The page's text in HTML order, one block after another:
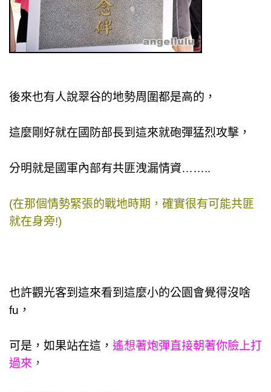
後來也有人說翠谷的地勢周圍都是高的，
這麼剛好就在國防部長到這來就砲彈猛烈攻擊，
分明就是國軍內部有共匪洩漏情資……..
(在那個情勢緊張的戰地時期， 確實很有可能共匪
就在身旁!)
也許觀光客到這來看到這麼小的公園會覺得沒啥
fu，
可是，如果站在這， 遙想著炮彈直接朝著你臉上打
過來 ，